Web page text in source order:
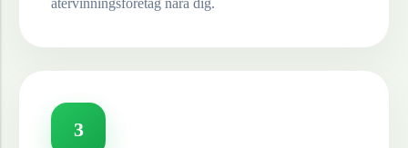
återvinningsföretag nära dig.
3